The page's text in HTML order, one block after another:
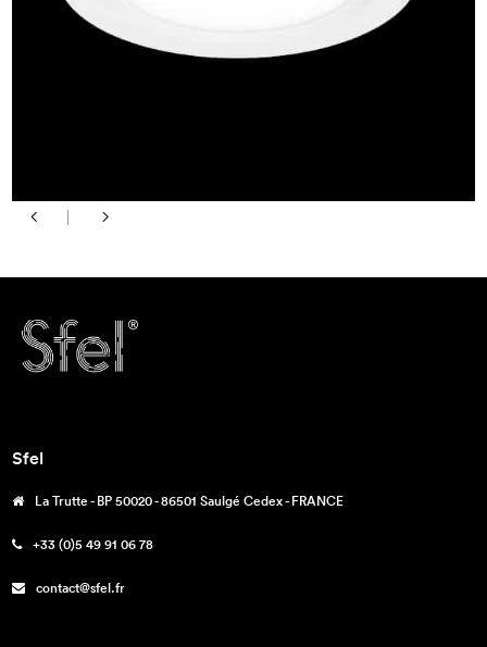
Sfel
La Trutte - BP 50020 - 86501 Saulgé Cedex - FRANCE
+33 (0)5 49 91 06 78
contact@sfel.fr